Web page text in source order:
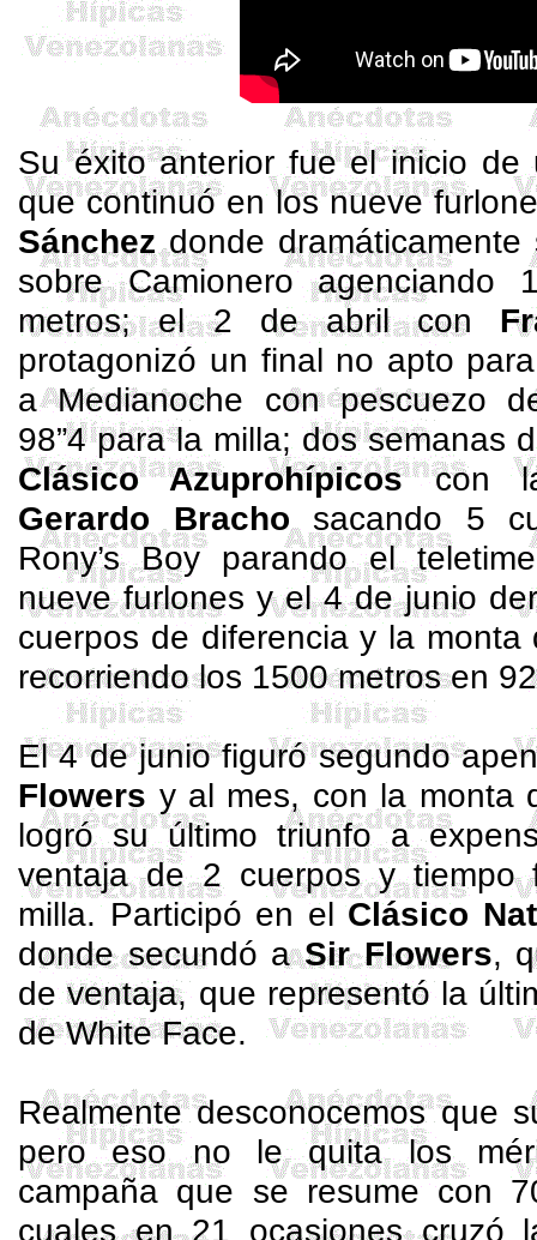
Su éxito anterior fue el inicio de
que continuó en los nueve
Sánchezdonde
sobre Camionero agenciando
metros; el 2 de abril con
protagonizó un final no apto
a Medianoche con pescuezo
98”4 para la milla; dos semanas
ClásicoAzuprohípicoscon
Gerardo Brachosacando 5
Rony’s Boyparando el
nueve furlones y el 4 de junio
cuerpos de diferencia y la
recorriendo los 1500 metros en
El 4 de junio figuró segundo
Flowers y al mes, con la monta
logró su último triunfo a
ventaja de 2 cuerpos y tiempo
milla. Participó en elClásico
donde secundó aSirFlowers,
de ventaja, que representó la
de WhiteFace.
Realmente desconocemos que
pero eso no le quita los
campaña que se resume con
cuales en 21 ocasiones cruzó